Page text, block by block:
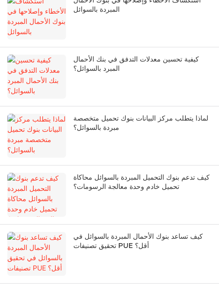
المبردة بالسوائل
كيفية تحسين معدلات التدفق في بنك الأحمال
المبرد بالسوائل؟
لماذا يتطلب مركز البيانات بنوك تحميل متخصصة
مبردة بالسوائل؟
كيف تدعم بنوك التحميل المبردة بالسوائل محاكاة
تحميل خادم وحدة معالجة الرسومات؟
كيف تساعد بنوك الأحمال المبردة بالسوائل في
تحقيق تصنيفات PUE أقل؟